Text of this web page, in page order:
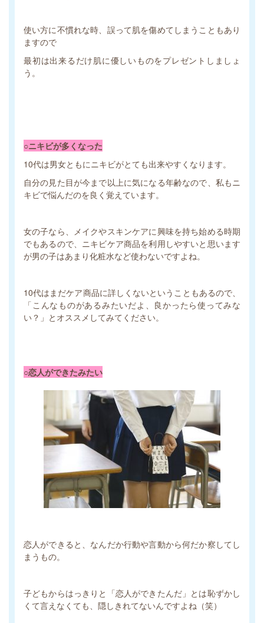
使い方に不慣れな時、誤って肌を傷めてしまうこともあり
ますので
最初は出来るだけ肌に優しいものをプレゼントしましょ
う。
○ニキビが多くなった
10代は男女ともにニキビがとても出来やすくなります。
自分の見た目が今まで以上に気になる年齢なので、私もニ
キビで悩んだのを良く覚えています。
女の子なら、メイクやスキンケアに興味を持ち始める時期
でもあるので、ニキビケア商品を利用しやすいと思います
が男の子はあまり化粧水など使わないですよね。
10代はまだケア商品に詳しくないということもあるので、
「こんなものがあるみたいだよ、良かったら使ってみな
い？」とオススメしてみてください。
○恋人ができたみたい
恋人ができると、なんだか行動や言動から何だか察してし
まうもの。
子どもからはっきりと「恋人ができたんだ」とは恥ずかし
くて言えなくても、隠しきれてないんですよね（笑）